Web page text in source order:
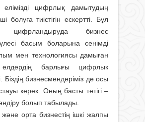
елімізді цифрлық дамытудың
болуға тиістігін ескертті. Бұл
цифрландыруда бизнес
үлесі басым боларына сенім­ді
мен технологиясы дамыған
барлығы цифрлық
Біздің бизнесмендеріміз де осы
керек. Оның басты тетігі –
болып табылады.
орта бизнестің ішкі жалпы